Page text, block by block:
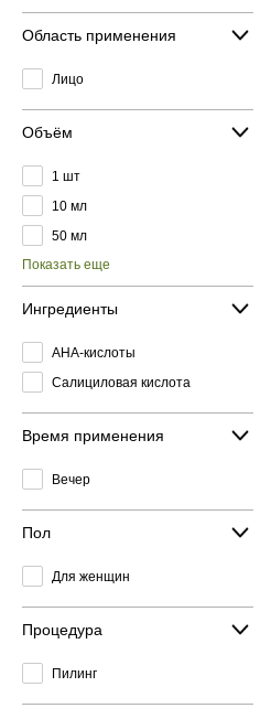
Область применения
Лицо
Объём
1 шт
10 мл
50 мл
Показать еще
Ингредиенты
AHA-кислоты
Салициловая кислота
Время применения
Вечер
Пол
Для женщин
Процедура
Пилинг